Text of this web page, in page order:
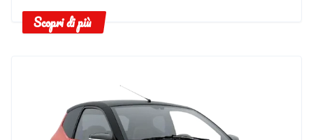
Scopri di più